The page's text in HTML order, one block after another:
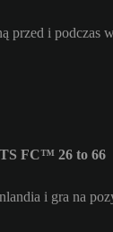
przed i podczas
FC™ 26 to 66
i gra na